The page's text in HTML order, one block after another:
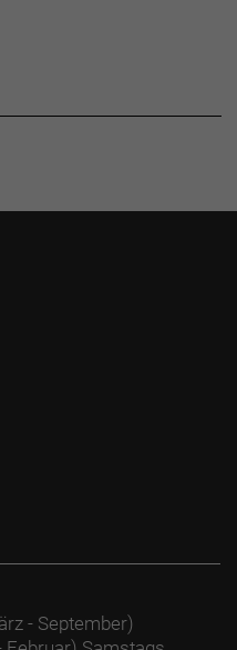
- September)